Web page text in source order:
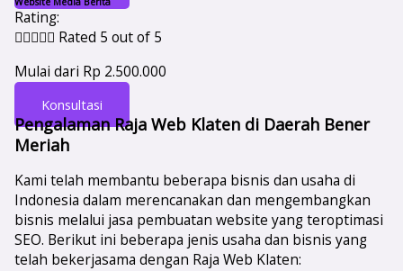
Rating:
 Rated 5 out of 5
Mulai dari Rp 2.500.000
Konsultasi
Pengalaman Raja Web Klaten di Daerah Bener
Meriah
Kami telah membantu beberapa bisnis dan usaha di
Indonesia dalam merencanakan dan mengembangkan
bisnis melalui jasa pembuatan website yang teroptimasi
SEO. Berikut ini beberapa jenis usaha dan bisnis yang
telah bekerjasama dengan Raja Web Klaten: